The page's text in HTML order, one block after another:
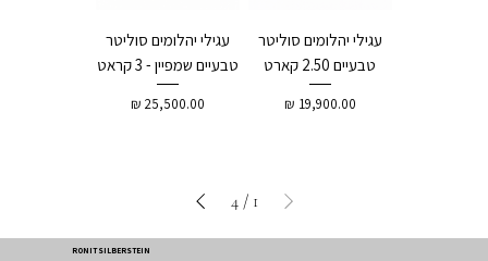
עגילי יהלומים סוליטר
טבעיים 2.50 קארט
מחיר
עגילי יהלומים סוליטר
טבעיים שמפיין - 3 קראט
מחיר
1
/
4
RONIT SILBERSTEIN